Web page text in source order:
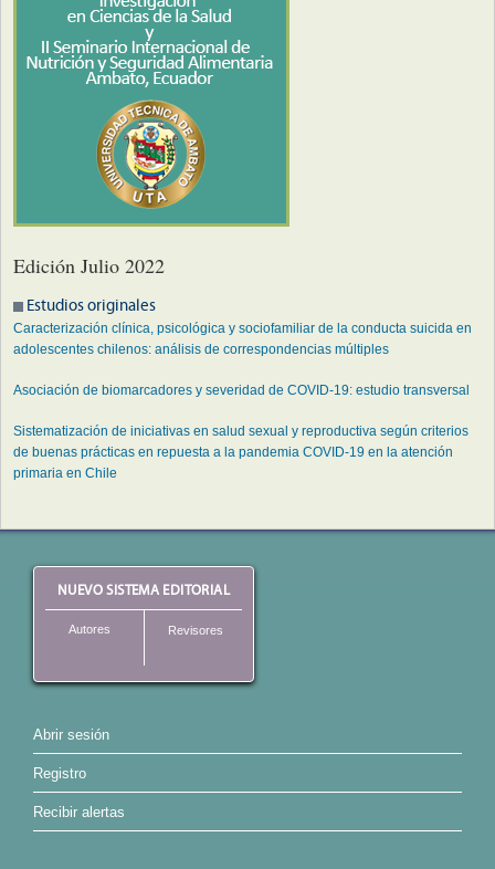
Edición Julio 2022
Estudios originales
Caracterización clínica, psicológica y sociofamiliar de la conducta suicida en
adolescentes chilenos: análisis de correspondencias múltiples
Asociación de biomarcadores y severidad de COVID-19: estudio transversal
Sistematización de iniciativas en salud sexual y reproductiva según criterios
de buenas prácticas en repuesta a la pandemia COVID-19 en la atención
primaria en Chile
NUEVO SISTEMA EDITORIAL
Autores Revisores
Abrir sesión
Registro
Recibir alertas